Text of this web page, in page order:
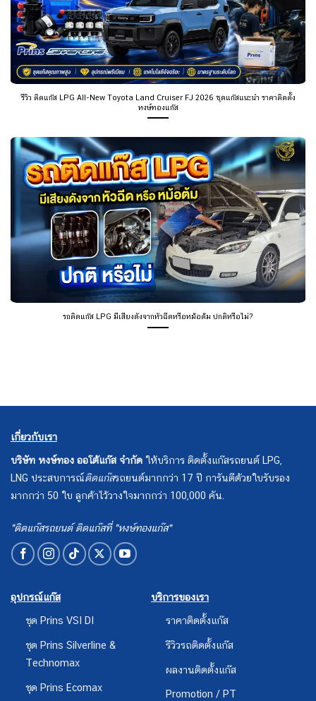
รีวิว ติดแก๊ส LPG All-New Toyota Land Cruiser FJ 2026 ชุดแก๊สแนะนำ ราคาติดตั้ง
หงษ์ทองแก๊ส
รถติดแก๊ส LPG มีเสียงดังจากหัวฉีดหรือหม้อต้ม ปกติหรือไม่?
เกี่ยวกับเรา
บริษัท หงษ์ทอง ออโต้แก๊ส จำกัด ให้บริการ ติดตั้งแก๊สรถยนต์ LPG,
LNG ประสบการณ์ติดแก๊สรถยนต์มากกว่า 17 ปี การันตีด้วยใบรับรอง
มากกว่า 50 ใบ ลูกค้าไว้วางใจมากกว่า 100,000 คัน.
"ติดแก๊สรถยนต์ ติดแก๊สที่ "หงษ์ทองแก๊ส"
อุปกรณ์แก๊ส
ชุด Prins VSI DI
ชุด Prins Silverline &
Technomax
ชุด Prins Ecomax
บริการของเรา
ราคาติดตั้งแก๊ส
รีวิวรถติดตั้งแก๊ส
ผลงานติดตั้งแก๊ส
Promotion / PT